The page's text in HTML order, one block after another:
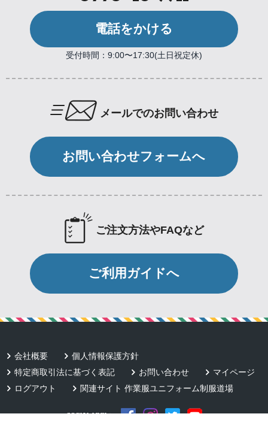
電話をかける
受付時間：9:00〜17:30(土日祝定休)
メールでのお問い合わせ
お問い合わせフォームへ
ご注文方法やFAQなど
ご利用ガイドへ
会社概要
個人情報保護方針
特定商取引法に基づく表記
お問い合わせ
マイページ
ログアウト
関連サイト 作業服ユニフォーム制服道場
SOCIAL LINK：